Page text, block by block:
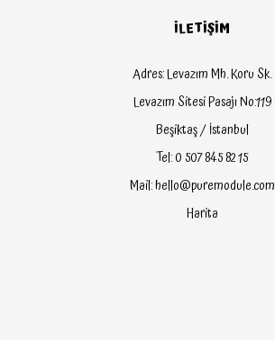
İLETİŞİM
Adres: Levazım Mh. Koru Sk.
Levazım Sitesi Pasajı No:119
Beşiktaş / İstanbul
Tel: 0 507 845 82 15
Mail: hello@puremodule.com
Harita